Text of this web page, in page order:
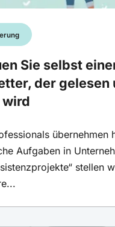
Sie selbst
der gelesen
übernehmen
Aufgaben in
stellen